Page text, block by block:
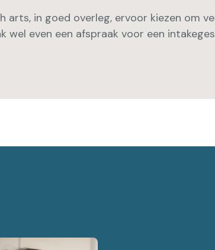
arts, in goed overleg, ervoor kiezen om
wel even een afspraak voor een